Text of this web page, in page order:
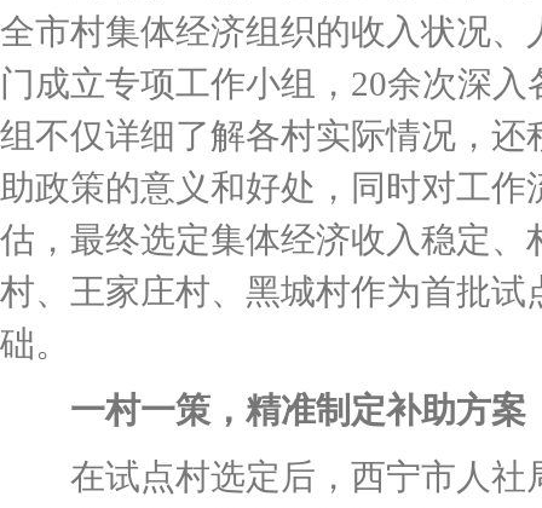
全市村集体经济组织的收入状况
门成立专项工作小组，20余次深
组不仅详细了解各村实际情况，
助政策的意义和好处，同时对工
估，最终选定集体经济收入稳定
村、王家庄村、黑城村作为首批
础。
一村一策，精准制定补助方案
在试点村选定后，西宁市人社